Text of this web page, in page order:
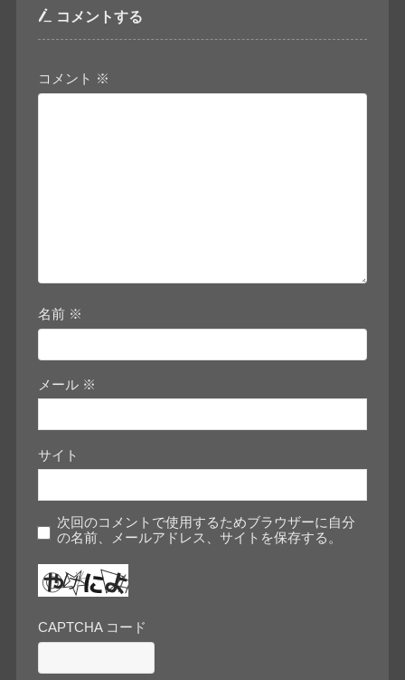
コメントする
コメント ※
名前 ※
メール ※
サイト
次回のコメントで使用するためブラウザーに自分
の名前、メールアドレス、サイトを保存する。
CAPTCHA コード